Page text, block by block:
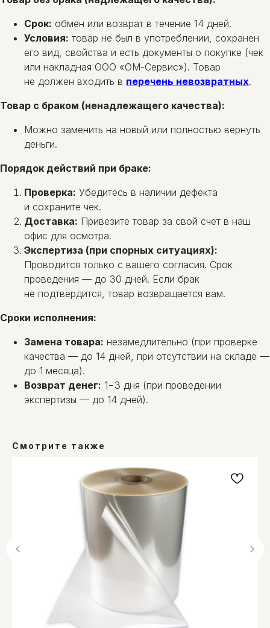
Срок: обмен или возврат в течение 14 дней.
Условия: товар не был в употреблении, сохранен
его вид, свойства и есть документы о покупке (чек
или накладная ООО «ОМ-Сервис»). Товар
не должен входить в перечень невозвратных.
Товар с браком (ненадлежащего качества):
Можно заменить на новый или полностью вернуть
деньги.
Порядок действий при браке:
Проверка: Убедитесь в наличии дефекта
и сохраните чек.
Доставка: Привезите товар за свой счет в наш
офис для осмотра.
Экспертиза (при спорных ситуациях):
Проводится только с вашего согласия. Срок
проведения — до 30 дней. Если брак
не подтвердится, товар возвращается вам.
Сроки исполнения:
Замена товара: незамедлительно (при проверке
качества — до 14 дней, при отсутствии на складе —
до 1 месяца).
Возврат денег: 1−3 дня (при проведении
экспертизы — до 14 дней).
Смотрите также